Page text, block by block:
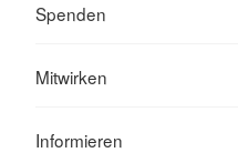
Spenden
Mitwirken
Informieren